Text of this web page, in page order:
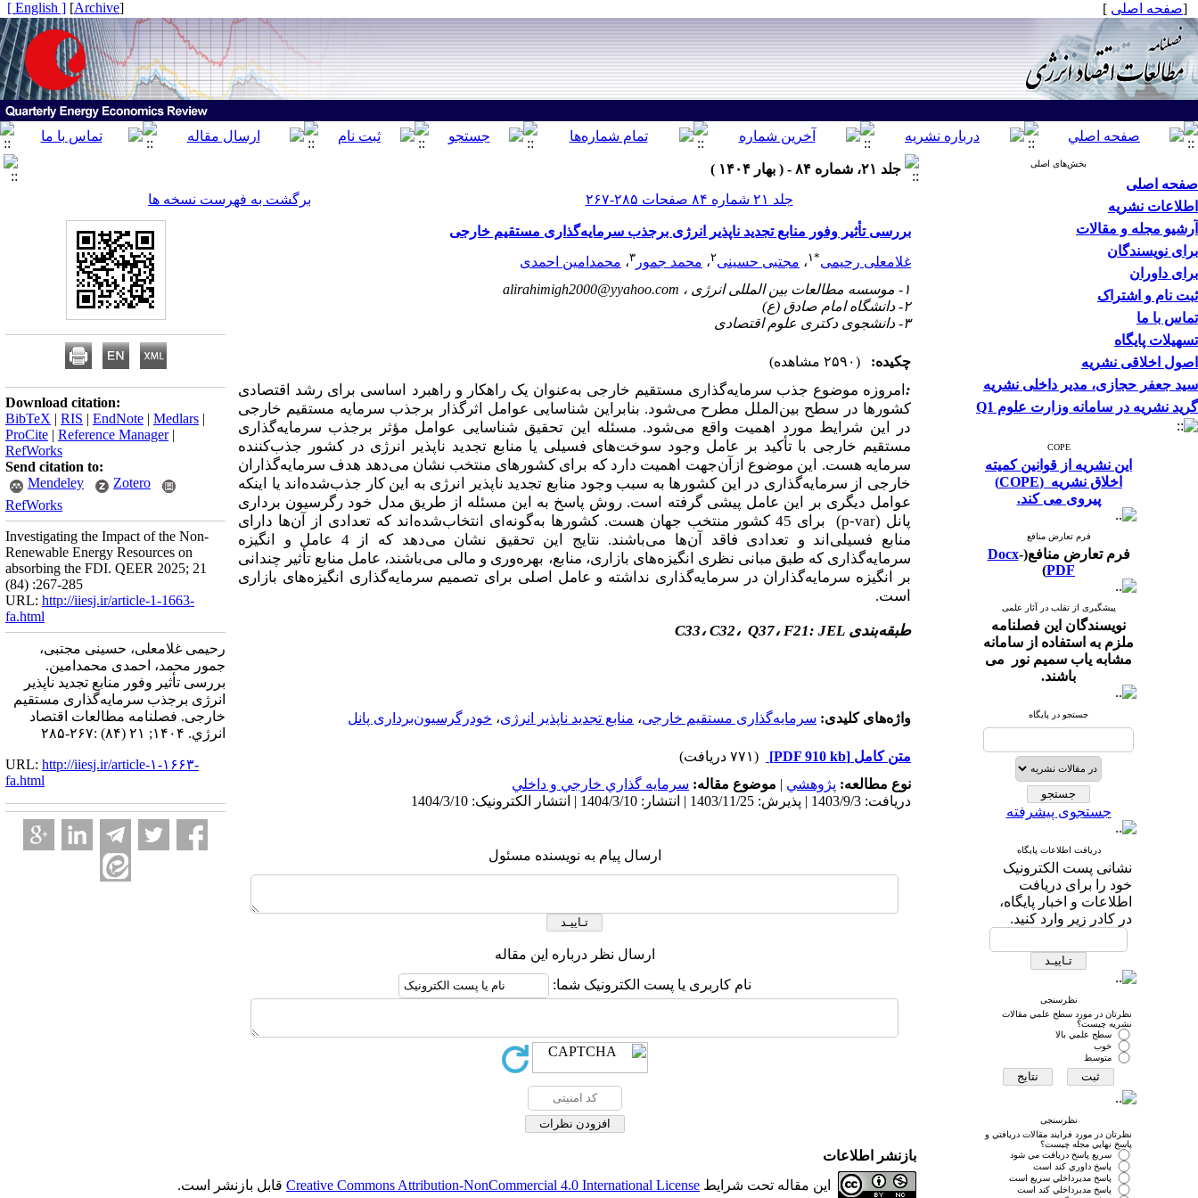
[صفحه اصلی ]
[
Archive
]
[ English ]
بخش‌های اصلی
صفحه اصلی
اطلاعات نشریه
آرشیو مجله و مقالات
برای نویسندگان
برای داوران
ثبت نام و اشتراک
تماس با ما
تسهیلات پایگاه
اصول اخلاقی نشریه
سید جعفر حجازی، مدیر داخلی نشریه
گرید نشریه در سامانه وزارت علوم Q1
COPE
این نشریه از قوانین کمیته
اخلاق نشریه (COPE)
پیروی می کند.
فرم تعارض منافع
فرم تعارض منافع( Docx-
PDF
)
پیشگیری از تقلب در آثار علمی
نویسندگان این فصلنامه
ملزم به استفاده از سامانه
مشابه یاب سمیم نور می
باشند.
جستجو در پایگاه
جستجوی پیشرفته
دریافت اطلاعات پایگاه
نشانی پست الکترونیک
خود را برای دریافت
اطلاعات و اخبار پایگاه،
در کادر زیر وارد کنید.
نظرسنجی
نظرتان در مورد سطح علمي مقالات
نشريه چيست؟
سطح علمي بالا
خوب
متوسط
نظرسنجی
نظرتان در مورد فرايند مقالات دريافتي و
پاسخ نهايي مجله چيست؟
سريع پاسخ دريافت مي شود
پاسخ داوري كند است
پاسخ مديرداخلي سريع است
پاسخ مديرداخلي كند است
جلد ۲۱، شماره ۸۴ - ( بهار ۱۴۰۴ )
جلد ۲۱ شماره ۸۴ صفحات ۲۸۵-۲۶۷
برگشت به فهرست نسخه ها
بررسی تأثیر وفور منابع تجدید ناپذیر انرژی برجذب سرمایه‌گذاری مستقیم خارجی
غلامعلی رحیمی*۱ ، مجتبی حسینی۲، محمد جمور ۳، محمدامین احمدی
۱- موسسه مطالعات بین المللی انرژی ،
alirahimigh2000@yyahoo.com
۲- دانشگاه امام صادق (ع)
۳- دانشجوی دکتری علوم اقتصادی
چکیده: (۲۵۹۰ مشاهده)
: امروزه موضوع جذب سرمایه‌گذاری مستقیم خارجی به‌عنوان یک راهکار و راهبرد اساسی برای رشد اقتصادی
کشورها در سطح بین‌الملل مطرح می‌شود. بنابراین شناسایی عوامل اثرگذار برجذب سرمایه مستقیم خارجی
در این شرایط مورد اهمیت واقع می‌شود. مسئله این تحقیق شناسایی عوامل مؤثر برجذب سرمایه‌گذاری
مستقیم خارجی با تأکید بر عامل وجود سوخت‌های فسیلی یا منابع تجدید ناپذیر انرژی در کشور جذب‌کننده
سرمایه هست. این موضوع ازآن‌جهت اهمیت دارد که برای کشورهای منتخب نشان می‌دهد هدف سرمایه‌گذاران
خارجی از سرمایه‌گذاری در این کشورها به سبب وجود منابع تجدید ناپذیر انرژی به این کار جذب‌شده‌اند یا اینکه
عوامل دیگری بر این عامل پیشی گرفته است. روش پاسخ به این مسئله از طریق مدل خود رگرسیون برداری
پانل (p-var
) برای 45 کشور منتخب جهان هست. کشورها به‌گونه‌ای انتخاب‌شده‌اند که تعدادی از آن‌ها دارای
منابع فسیلی‌اند و تعدادی فاقد آن‌ها می‌باشند. نتایج این تحقیق نشان می‌دهد که از 4 عامل و انگیزه
سرمایه‌گذاری که طبق مبانی نظری انگیزه‌های بازاری، منابع، بهره‌وری و مالی می‌باشند، عامل منابع تأثیر چندانی
بر انگیزه سرمایه‌گذاران در سرمایه‌گذاری نداشته و عامل اصلی برای تصمیم سرمایه‌گذاری انگیزه‌های بازاری
است.
طبقه‌بندی JEL
:
F21،Q37 ،C32،C33
واژه‌های کلیدی: سرمایه‌گذاری ‌مستقیم خارجی، منابع‌ تجدید ناپذیر ‌انرژی، خودرگرسیون‌برداری پانل
متن کامل [PDF 910 kb]
(۷۷۱ دریافت)
نوع مطالعه: پژوهشي | موضوع مقاله: سرمايه گذاري خارجي و داخلي
دریافت: 1403/9/3 | پذیرش: 1403/11/25 | انتشار: 1404/3/10 | انتشار الکترونیک: 1404/3/10
ارسال پیام به نویسنده مسئول
ارسال نظر درباره این مقاله
نام کاربری یا پست الکترونیک شما:
Download citation:
BibTeX | RIS | EndNote | Medlars |
ProCite | Reference Manager|
RefWorks
Send citation to:
Mendeley
Zotero
RefWorks
Investigating the Impact of the Non-
Renewable Energy Resources on
absorbing the FDI. QEER 2025; 21
(84) :267-285
URL: http://iiesj.ir/article-1-1663-
fa.html
رحیمی غلامعلی، حسینی مجتبی،
جمور محمد، احمدی محمدامین.
بررسی تأثیر وفور منابع تجدید ناپذیر
انرژی برجذب سرمایه‌گذاری مستقیم
خارجی. فصلنامه مطالعات اقتصاد
انرژي. ۱۴۰۴; ۲۱ (۸۴) :۲۶۷-۲۸۵
URL: http://iiesj.ir/article-۱-۱۶۶۳-
fa.html
بازنشر اطلاعات
این مقاله تحت شرایط Creative Commons Attribution-NonCommercial 4.0 International License قابل بازنشر است.